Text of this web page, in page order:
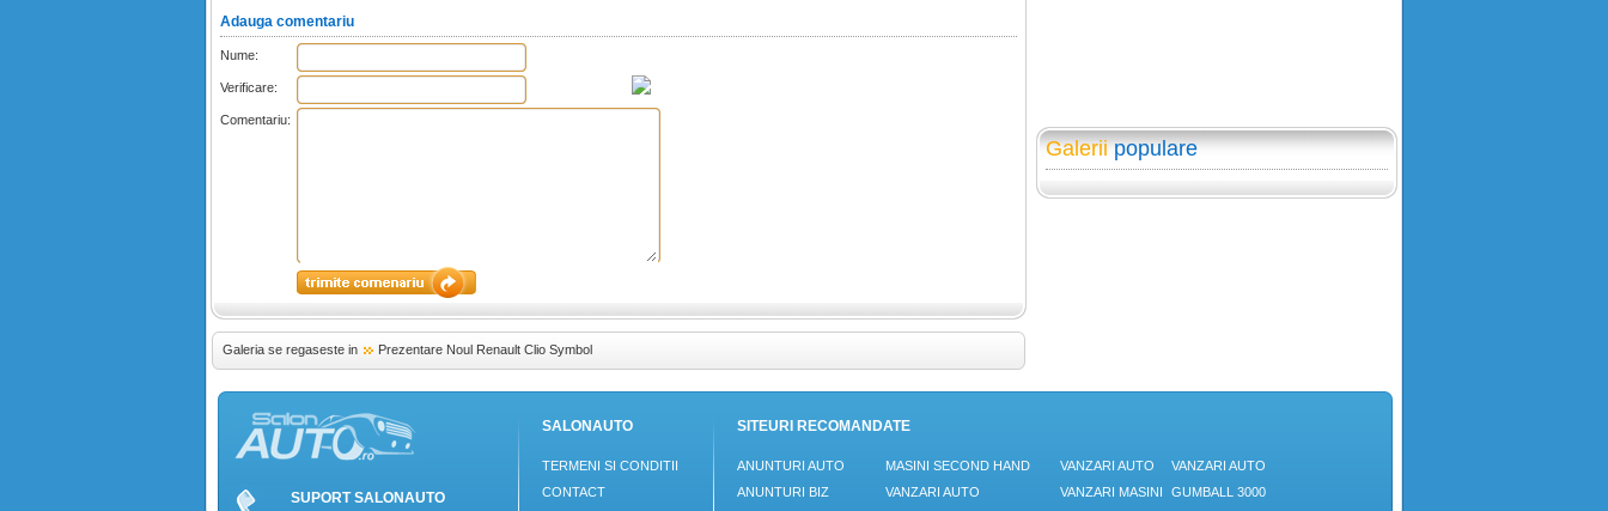
Adauga comentariu
Nume:
Verificare:
Comentariu:
Galeria se regaseste in Prezentare Noul Renault Clio Symbol
Galeriipopulare
SUPORT SALONAUTO
SALONAUTO
TERMENI SI CONDITII
CONTACT
SITEURI RECOMANDATE
ANUNTURI AUTO
ANUNTURI BIZ
MASINI SECOND HAND
VANZARI AUTO
VANZARI AUTO
VANZARI MASINI
VANZARI AUTO
GUMBALL 3000